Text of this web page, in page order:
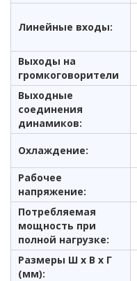
Линейные входы:
Выходы на
громкоговорители
Выходные
соединения
динамиков:
Охлаждение:
Рабочее
напряжение:
Потребляемая
мощность при
полной нагрузке:
Размеры Ш x В x Г
(мм):